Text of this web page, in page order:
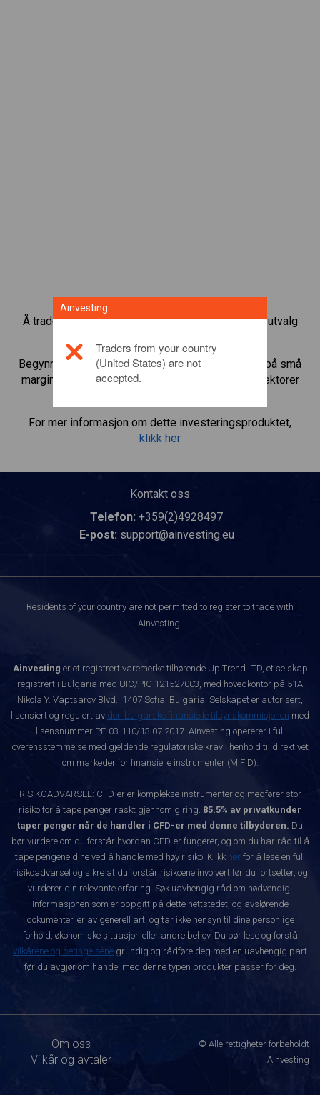
Å trade CFD-er med aksjeindeks gir deg et bredt utvalg
Begynn å trade CFD-er iUSA 500 og bruke giring på små
margininnskudd til å øke tradingsvolumet. Spor sektorer
For mer informasjon om dette investeringsproduktet,
klikk her
Kontakt oss
Telefon: +359(2)4928497
E-post: support@ainvesting.eu
Residents of your country are not permitted to register to trade with
Ainvesting.
Ainvesting er et registrert varemerke tilhørende Up Trend LTD, et selskap
registrert i Bulgaria med UIC/PIC 121527003, med hovedkontor på 51A
Nikola Y. Vaptsarov Blvd., 1407 Sofia, Bulgaria. Selskapet er autorisert,
lisensiert og regulert av den bulgarske finansielle tilsynskommisjonen med
lisensnummer РГ-03-110/13.07.2017. Ainvesting opererer i full
overensstemmelse med gjeldende regulatoriske krav i henhold til direktivet
om markeder for finansielle instrumenter (MiFID).
RISIKOADVARSEL: CFD-er er komplekse instrumenter og medfører stor
risiko for å tape penger raskt gjennom giring. 85.5% av privatkunder
taper penger når de handler i CFD-er med denne tilbyderen. Du
bør vurdere om du forstår hvordan CFD-er fungerer, og om du har råd til å
tape pengene dine ved å handle med høy risiko. Klikk her for å lese en full
risikoadvarsel og sikre at du forstår risikoene involvert før du fortsetter, og
vurderer din relevante erfaring. Søk uavhengig råd om nødvendig.
Informasjonen som er oppgitt på dette nettstedet, og avslørende
dokumenter, er av generell art, og tar ikke hensyn til dine personlige
forhold, økonomiske situasjon eller andre behov. Du bør lese og forstå
vilkårene og betingelsene grundig og rådføre deg med en uavhengig part
før du avgjør om handel med denne typen produkter passer for deg.
Om oss
Vilkår og avtaler
© Alle rettigheter forbeholdt
Ainvesting
Ainvesting
Traders from your country
(United States) are not
accepted.